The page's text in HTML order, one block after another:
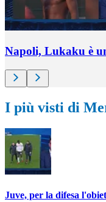
Napoli, Lukaku è
I più visti di
Juve, per la difesa